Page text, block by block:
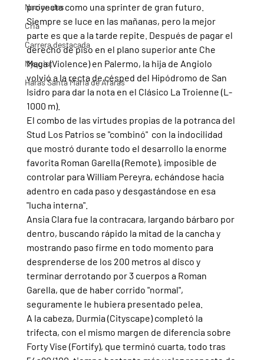
Nacionales
Cria
Carrera destacada
Nyquist
Haras Santa Maria de Araras
proyecta como una sprinter de gran futuro.
Siempre se luce en las mañanas, pero la mejor
parte es que a la tarde repite. Después de pagar el
derecho de piso en el plano superior ante Che
Maga (Violence) en Palermo, la hija de Angiolo
volvió a la recta de césped del Hipódromo de San
Isidro para dar la nota en el Clásico La Troienne (L-
1000 m).
El combo de las virtudes propias de la potranca del
Stud Los Patrios se "combinó"  con la indocilidad
que mostró durante todo el desarrollo la enorme
favorita Roman Garella (Remote), imposible de
controlar para William Pereyra, echándose hacia
adentro en cada paso y desgastándose en esa
"lucha interna".
Ansia Clara fue la contracara, largando bárbaro por
dentro, buscando rápido la mitad de la cancha y
mostrando paso firme en todo momento para
desprenderse de los 200 metros al disco y
terminar derrotando por 3 cuerpos a Roman
Garella, que de haber corrido "normal",
seguramente le hubiera presentado pelea.
A la cabeza, Durmia (Cityscape) completó la
trifecta, con el mismo margen de diferencia sobre
Forty Vise (Fortify), que terminó cuarta, todo tras